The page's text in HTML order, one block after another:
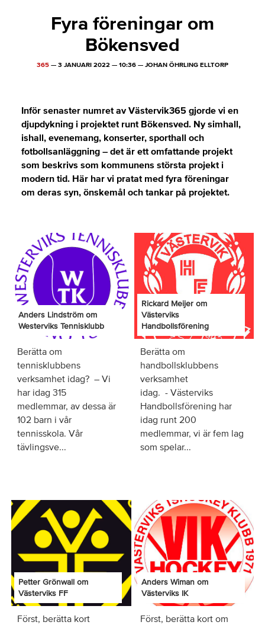
Fyra föreningar om
Bökensved
365 — 3 JANUARI 2022 — 10:36 — JOHAN ÖHRLING ELLTORP
Inför senaster numret av Västervik365 gjorde vi en
djupdykning i projektet runt Bökensved. Ny simhall,
ishall, evenemang, konserter, sporthall och
fotbollsanläggning – det är ett omfattande projekt
som beskrivs som kommunens största projekt i
modern tid. Här har vi pratat med fyra föreningar
om deras syn, önskemål och tankar på projektet.
Anders Lindström om
Westerviks Tennisklubb
Berätta om
tennisklubbens
verksamhet idag? – Vi
har idag 315
medlemmar, av dessa är
102 barn i vår
tennisskola. Vår
tävlingsve...
Rickard Meijer om
Västerviks
Handbollsförening
Berätta om
handbollsklubbens
verksamhet
idag. - Västerviks
Handbollsförening har
idag runt 200
medlemmar, vi är fem lag
som spelar...
Petter Grönwall om
Västerviks FF
Först, berätta kort
Anders Wiman om
Västerviks IK
Först, berätta kort om